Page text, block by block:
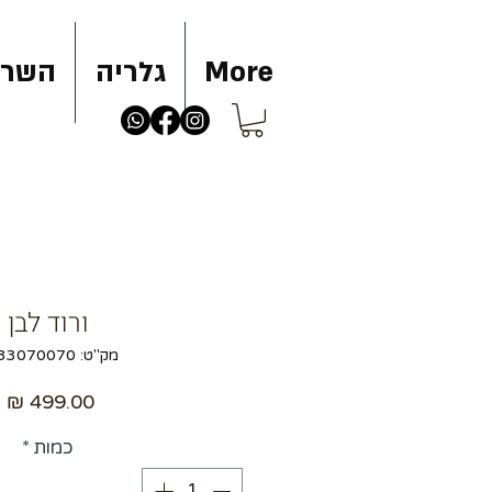
גלריה More
ורוד לבן
מק"ט: 6033070070
כמות *